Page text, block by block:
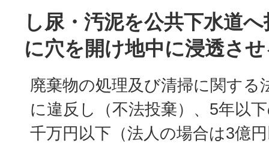
し尿・汚泥を公共下水道
に穴を開け地中に浸透さ
廃棄物の処理及び清掃に関する
に違反し（不法投棄）、5年以
千万円以下（法人の場合は3億